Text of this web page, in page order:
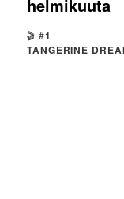
helmikuuta
🎬 #1
TANGERINE